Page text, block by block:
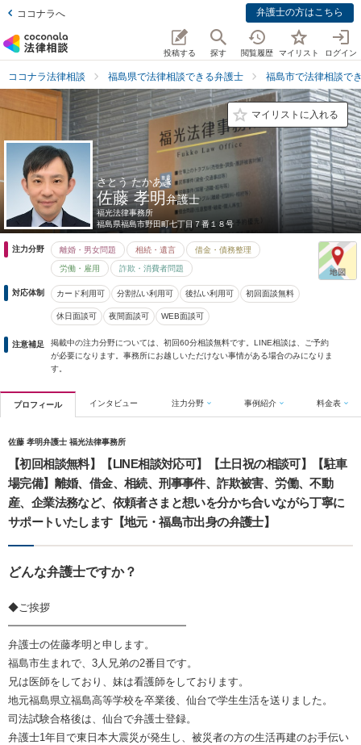
ココナラへ 弁護士の方はこちら
投稿する 探す 閲覧履歴 マイリスト ログイン
ココナラ法律相談 福島県で法律相談できる弁護士 福島市で法律相談で
マイリストに入れる
さとう たかあき
佐藤 孝明弁護士
福光法律事務所
福島県福島市野田町七丁目７番１８号
注力分野 離婚・男女問題 相続・遺言 借金・債務整理
労働・雇用 詐欺・消費者問題
対応体制 カード利用可 分割払い利用可 後払い利用可 初回面談無料
休日面談可 夜間面談可 WEB面談可
注意補足
掲載中の注力分野については、初回60分相談無料です。LINE相談は、ご予約
が必要になります。事務所にお越しいただけない事情がある場合のみになりま
す。
プロフィール インタビュー 注力分野 事例紹介 料金表
佐藤 孝明弁護士 福光法律事務所
【初回相談無料】【LINE相談対応可】【土日祝の相談可】【駐車
場完備】離婚、借金、相続、刑事事件、詐欺被害、労働、不動
産、企業法務など、依頼者さまと想いを分かち合いながら丁寧に
サポートいたします【地元・福島市出身の弁護士】
どんな弁護士ですか？
◆ご挨拶
━━━━━━━━━━━━━━━━━
弁護士の佐藤孝明と申します。
福島市生まれで、3人兄弟の2番目です。
兄は医師をしており、妹は看護師をしております。
地元福島県立福島高等学校を卒業後、仙台で学生生活を送りました。
司法試験合格後は、仙台で弁護士登録。
弁護士1年目で東日本大震災が発生し、被災者の方の生活再建のお手伝い